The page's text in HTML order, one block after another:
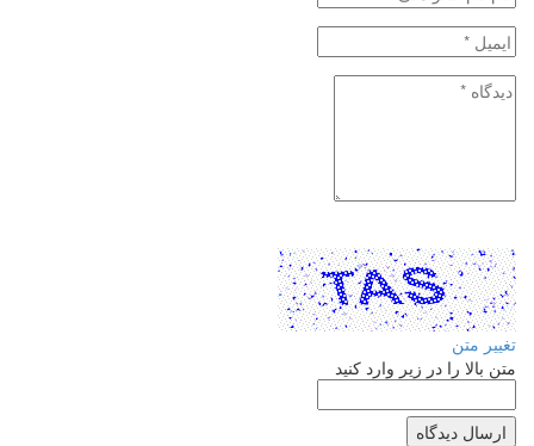
تغییر متن
متن بالا را در زیر وارد کنید
ارسال دیدگاه